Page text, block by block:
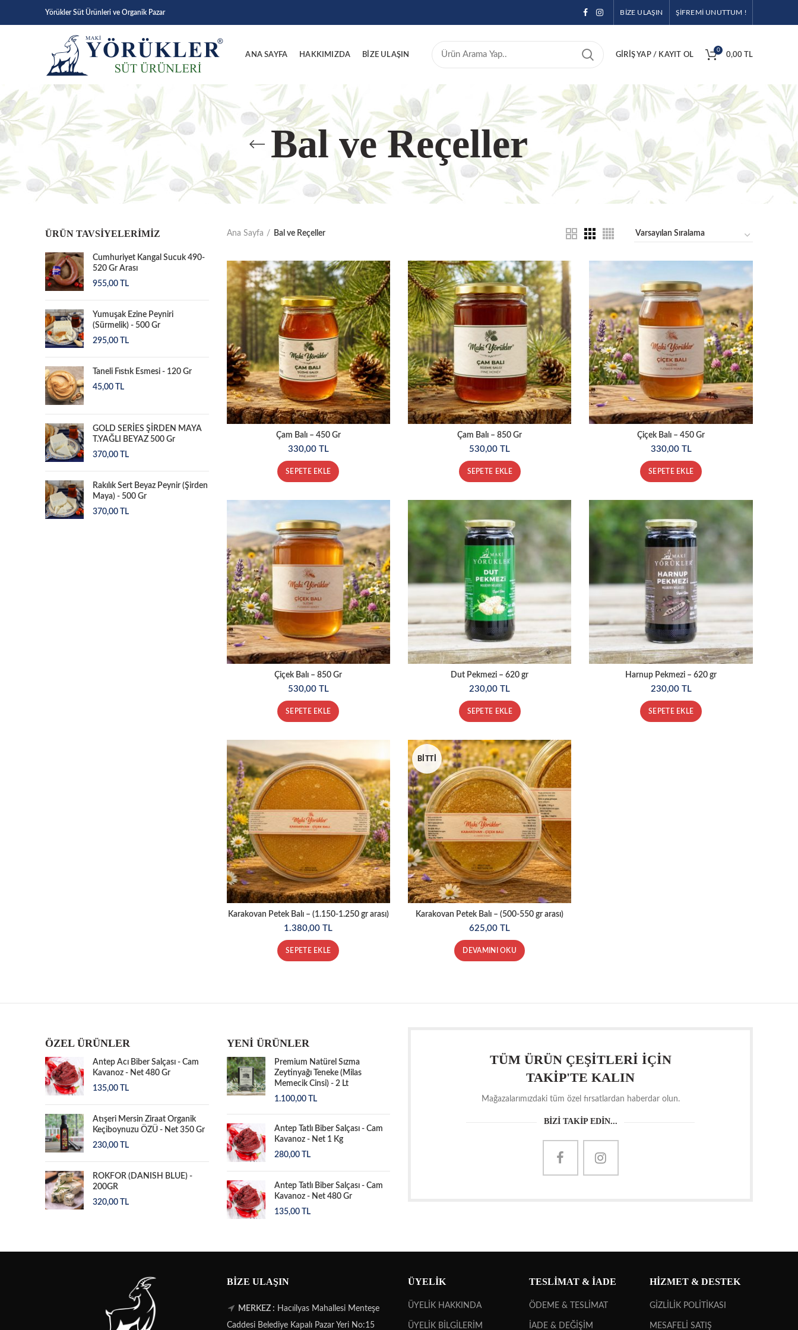
Yörükler Süt Ürünleri ve Organik Pazar BİZE ULAŞIN ŞİFREMİ UNUTTUM !
ANA SAYFA HAKKIMIZDA BİZE ULAŞIN GIRIŞ YAP / KAYIT OL
0
0,00 TL
Bal ve Reçeller
Ana Sayfa Bal ve Reçeller
Çam Balı – 450 Gr
330,00 TL
SEPETE EKLE
Çam Balı – 850 Gr
530,00TL
SEPETE EKLE
Çiçek Balı – 450 Gr
330,00 TL
SEPETE EKLE
Çiçek Balı – 850 Gr
530,00 TL
SEPETE EKLE
Dut Pekmezi – 620 gr
230,00TL
SEPETE EKLE
Harnup Pekmezi – 620 gr
230,00 TL
SEPETE EKLE
Karakovan Petek Balı – (1.150-1.250 gr arası)
1.380,00TL
SEPETE EKLE
BITTI
Karakovan Petek Balı – (500-550 gr arası)
625,00TL
DEVAMINI OKU
ÜRÜN TAVSIYELERIMIZ
Cumhuriyet Kangal Sucuk 490-
520 Gr Arası
955,00
TL
Yumuşak Ezine Peyniri
(Sürmelik) - 500 Gr
295,00
TL
Taneli Fıstık Esmesi - 120 Gr
45,00
TL
GOLD SERİES ŞİRDEN MAYA
T.YAĞLI BEYAZ 500 Gr
370,00
TL
Rakılık Sert Beyaz Peynir (Şirden
Maya) - 500 Gr
370,00
TL
ÖZEL ÜRÜNLER
Antep Acı Biber Salçası - Cam
Kavanoz - Net 480 Gr
135,00
TL
Atışeri Mersin Ziraat Organik
Keçiboynuzu ÖZÜ - Net 350 Gr
230,00
TL
ROKFOR (DANISH BLUE) -
200GR
320,00
TL
YENİ ÜRÜNLER
Premium Natürel Sızma
Zeytinyağı Teneke (Milas
Memecik Cinsi) - 2 Lt
1.100,00
TL
Antep Tatlı Biber Salçası - Cam
Kavanoz - Net 1 Kg
280,00
TL
Antep Tatlı Biber Salçası - Cam
Kavanoz - Net 480 Gr
135,00
TL
TÜM ÜRÜN ÇEŞİTLERİ İÇİN
TAKİP'TE KALIN
Mağazalarımızdaki tüm özel fırsatlardan haberdar olun.
BİZİ TAKİP EDİN...
BIZE ULAŞIN
MERKEZ : Hacıilyas Mahallesi Menteşe
Caddesi Belediye Kapalı Pazar Yeri No:15
ÜYELİK
ÜYELİK HAKKINDA
ÜYELİK BİLGİLERİM
TESLİMAT & İADE
ÖDEME & TESLİMAT
İADE & DEĞİŞİM
HİZMET & DESTEK
GİZLİLİK POLİTİKASI
MESAFELİ SATIŞ